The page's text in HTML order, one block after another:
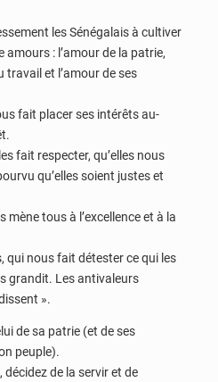
les Sénégalais à cultiver
: l’amour de la patrie,
travail et l’amour de ses
fait placer ses intérêts au-
fait respecter, qu’elles nous
qu’elles soient justes et
mène tous à l’excellence et à la
qui nous fait détester ce qui les
grandit. Les antivaleurs
».
de sa patrie (et de ses
peuple).
de la servir et de